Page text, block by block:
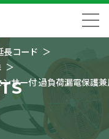
長コード
サー付 過負荷漏電保護